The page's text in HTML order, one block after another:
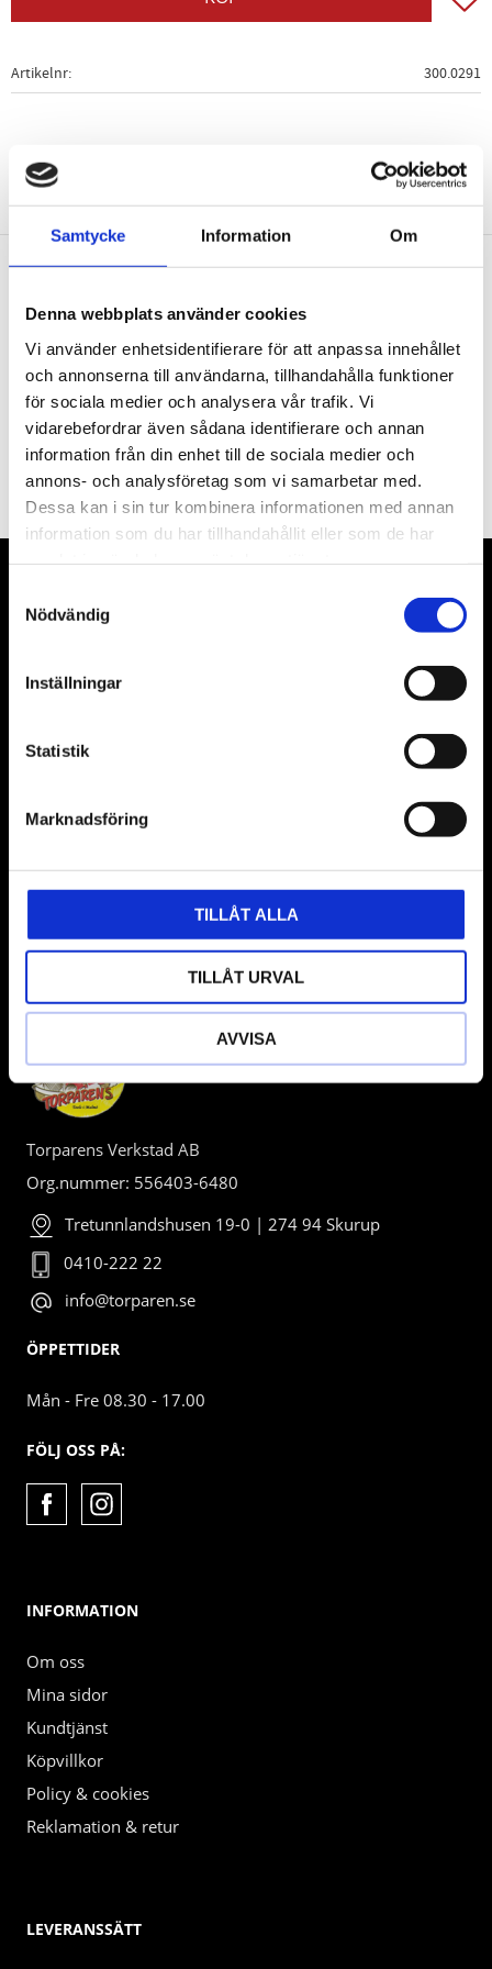
Samtycke Information Om
Denna webbplats använder cookies
Vi använder enhetsidentifierare för att anpassa innehållet
och annonserna till användarna, tillhandahålla funktioner
för sociala medier och analysera vår trafik. Vi
vidarebefordrar även sådana identifierare och annan
information från din enhet till de sociala medier och
annons- och analysföretag som vi samarbetar med.
Dessa kan i sin tur kombinera informationen med annan
information som du har tillhandahållit eller som de har
Nödvändig
Inställningar
Statistik
Marknadsföring
TILLÅT ALLA
TILLÅT URVAL
AVVISA
Artikelnr 300.0291
Nyhetsbrev
PRENUMERERA
Dina personuppgifter behandlas i enlighet med vårintegritetspolicy
Våra främsta leverantörer är KS Tools verktyg, ATH billyftar
& däckmaskiner och Master luftmaskiner. Kontakta oss
gärna om vad som helst då vi gör vårt yttersta för att hjälpa
Torparens Verkstad AB
Org.nummer: 556403-6480
Tretunnlandshusen 19-0 | 274 94 Skurup
0410-222 22
info@torparen.se
ÖPPETTIDER
Mån - Fre 08.30 - 17.00
FÖLJ OSS PÅ:
INFORMATION
Om oss
Mina sidor
Kundtjänst
Köpvillkor
Policy & cookies
Reklamation & retur
LEVERANSSÄTT